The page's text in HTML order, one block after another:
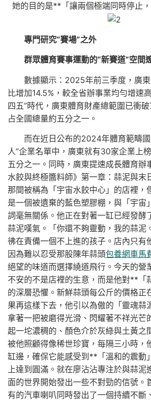
她的目的是**「讓兩個極端同時停止
專門研究“賽場”之外
群眾體育賽事運動的“新賽道”空間
數據顯示：2025年前三季度，廣
比增加14.5%，較全省辦事業均勻增速
四五”時代，廣東體育財產總範圍已衝
占全國總量約五分之一。
而在近日公布的2024年體育範疇
人”企業名單中，廣東就有30家企業上
五分之一。同時，廣東提速成長體育辦
水餃與終極醬料師》第一章：蒜泥與末
那間被稱為「宇宙水餃中心」的店裡，
是一個被遺棄的藍色塑膠棚，與「宇宙
詞毫無關係。他正在對著一缸已經發酵
蒜泥嘆氣。「你還不夠靈動，我的蒜泥
彿在責備一個不上進的孩子。店內只有
因為難以忍受那股陳年蒜頭包養網車馬
絕望的味道而選擇繞道飛行。今天的營
不安的不是店裡的生意，而是他對**「
的深層恐懼。新鮮蒜頭每公斤的價格正
果再這樣下去，他引以為傲的「靈魂蒜
拿著一把被磨得光滑、閃耀著不祥光芒
起一坨濃稠的、顏色介於灰綠與土黃之
被他照顧得像稀世珍寶，每隔三小時，
缸邊，確保它能感受到**「溫和的震動
上達到圓滿。就在廖沾沾專注於與蒜泥
面的世界開始發出一些不對勁的信號。
有的汽車喇叭同時發出了一個持續不斷